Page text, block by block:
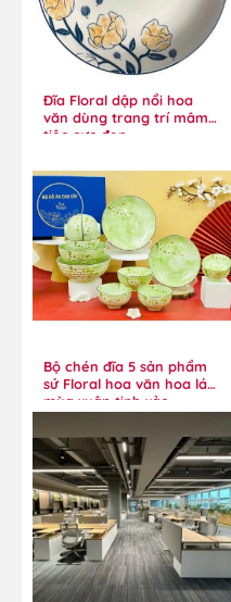
Đĩa Floral dập nổi hoa
văn dùng trang trí mâm
tiệc cực đẹp
Bộ chén đĩa 5 sản phẩm
sứ Floral hoa văn hoa lá
mùa xuân tinh xảo